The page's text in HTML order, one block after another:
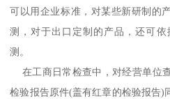
可以用企业标准，对某些新研制的
测，对于出口定制的产品，还可
测。
在工商日常检查中，对经营单位
检验报告原件(盖有红章的检验报告)